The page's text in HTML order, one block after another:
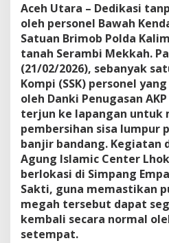
Aceh Utara – Dedikasi
oleh personel Bawah
Satuan Brimob Polda
tanah Serambi Mekkah.
(21/02/2026), sebanyak
Kompi (SSK) personel
oleh Danki Penugasan
terjun ke lapangan untuk
pembersihan sisa lumpur
banjir bandang. Kegiatan
Agung Islamic Center
berlokasi di Simpang
Sakti, guna memastikan
megah tersebut dapat
kembali secara normal
setempat.